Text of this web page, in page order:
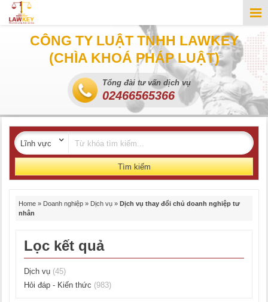
CÔNG TY LUẬT TNHH LAWKEY
(CHÌA KHOÁ PHÁP LUẬT)
Tổng đài tư vấn dịch vụ
02466565366
Tìm kiếm
Home » Doanh nghiệp » Dịch vụ » Dịch vụ thay đổi chủ doanh nghiệp tư
nhân
Lọc kết quả
Dịch vụ (45)
Hỏi đáp - Kiến thức (983)